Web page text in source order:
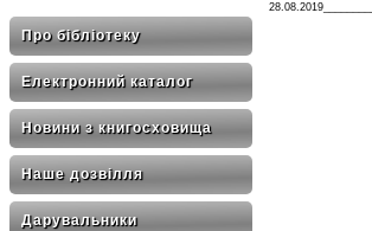
Про бібліотеку
Електронний каталог
Новини з книгосховища
Наше дозвілля
Дарувальники
28.08.2019_________